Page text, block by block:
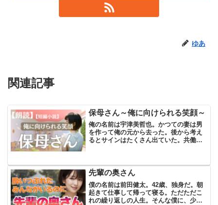
ゆあ
関連記事
保母さん～俺に向けられる笑顔～
俺の名前は宇津美哲也。かつての妻は男
を作って俺の元から去った。後から考え
るとサインはたくさん出ていた。共働き
に助けを求める環境を作ってしまってい
たのだろう。そのまま離婚...
先輩の奥さん
僕の名前は前田健太。42歳、独身だ。朝
起きて仕事して帰って寝る。ただただこ
れの繰り返しの人生。そんな僕に、少し